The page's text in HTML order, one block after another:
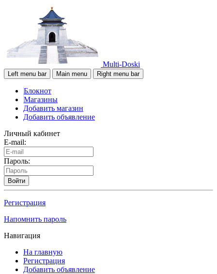
Multi-Doski
Left menu bar Main menu Right menu bar
Блокнот
Магазины
Добавить магазин
Добавить объявление
Личный кабинет
E-mail:
Пароль:
Войти
Регистрация
Напомнить пароль
Навигация
На главную
Регистрация
Добавить объявление